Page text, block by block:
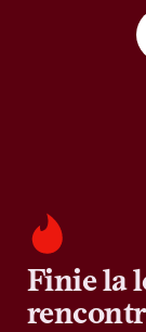
Finie la